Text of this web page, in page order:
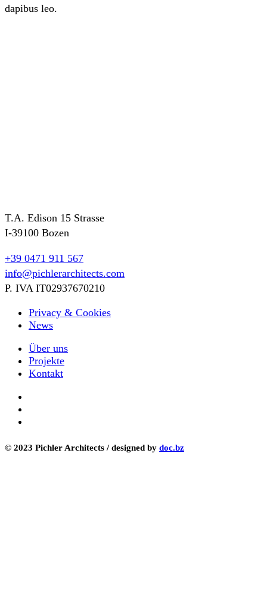
dapibus leo.
T.A. Edison 15 Strasse
I-39100 Bozen
+39 0471 911 567
info@pichlerarchitects.com
P. IVA IT02937670210
Privacy & Cookies
News
Über uns
Projekte
Kontakt
© 2023 Pichler Architects / designed by doc.bz